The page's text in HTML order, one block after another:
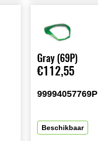
Gray (69P)
€112,55
99994057769P
Beschikbaar